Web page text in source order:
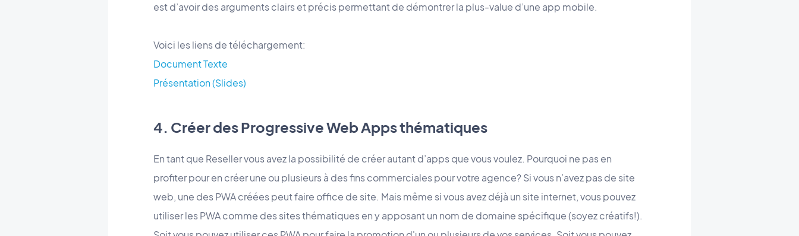
est d’avoir des arguments clairs et précis permettant de démontrer la plus-value d’une app mobile.
Voici les liens de téléchargement:
Document Texte
Présentation (Slides)
4. Créer des Progressive Web Apps thématiques
En tant que Reseller vous avez la possibilité de créer autant d’apps que vous voulez. Pourquoi ne pas en
profiter pour en créer une ou plusieurs à des fins commerciales pour votre agence? Si vous n’avez pas de site
web, une des PWA créées peut faire office de site. Mais même si vous avez déjà un site internet, vous pouvez
utiliser les PWA comme des sites thématiques en y apposant un nom de domaine spécifique (soyez créatifs!).